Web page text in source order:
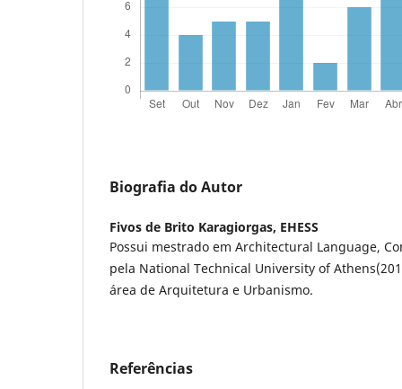
Biografia do Autor
Fivos de Brito Karagiorgas, EHESS
Possui mestrado em Architectural Language,
pela National Technical University of
área de Arquitetura e Urbanismo.
Referências